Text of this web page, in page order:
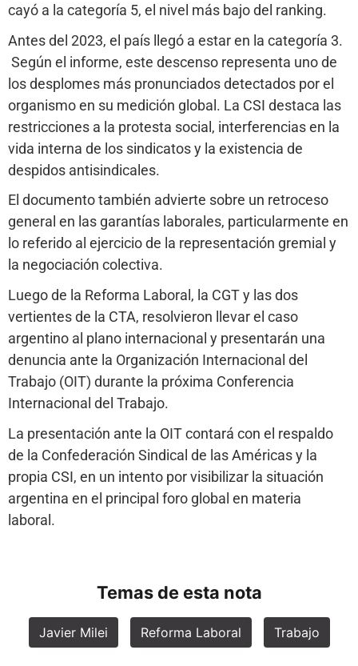
cayó a la categoría 5, el nivel más bajo del ranking.
Antes del 2023, el país llegó a estar en la categoría 3.
Según el informe, este descenso representa uno de
los desplomes más pronunciados detectados por el
organismo en su medición global. La CSI destaca las
restricciones a la protesta social, interferencias en la
vida interna de los sindicatos y la existencia de
despidos antisindicales.
El documento también advierte sobre un retroceso
general en las garantías laborales, particularmente en
lo referido al ejercicio de la representación gremial y
la negociación colectiva.
Luego de la Reforma Laboral, la CGT y las dos
vertientes de la CTA, resolvieron llevar el caso
argentino al plano internacional y presentarán una
denuncia ante la Organización Internacional del
Trabajo (OIT) durante la próxima Conferencia
Internacional del Trabajo.
La presentación ante la OIT contará con el respaldo
de la Confederación Sindical de las Américas y la
propia CSI, en un intento por visibilizar la situación
argentina en el principal foro global en materia
laboral.
Temas de esta nota
Javier Milei Reforma Laboral Trabajo